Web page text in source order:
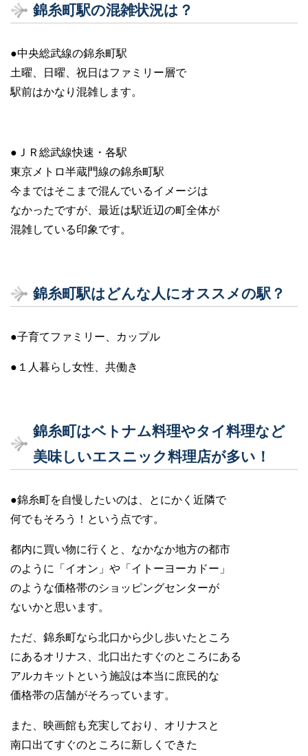
錦糸町駅の混雑状況は？
●中央総武線の錦糸町駅
土曜、日曜、祝日はファミリー層で
駅前はかなり混雑します。
●ＪＲ総武線快速・各駅
東京メトロ半蔵門線の錦糸町駅
今まではそこまで混んでいるイメージは
なかったですが、最近は駅近辺の町全体が
混雑している印象です。
錦糸町駅はどんな人にオススメの駅？
●子育てファミリー、カップル
●１人暮らし女性、共働き
錦糸町はベトナム料理やタイ料理など
美味しいエスニック料理店が多い！
●錦糸町を自慢したいのは、とにかく近隣で
何でもそろう！という点です。
都内に買い物に行くと、なかなか地方の都市
のように「イオン」や「イトーヨーカドー」
のような価格帯のショッピングセンターが
ないかと思います。
ただ、錦糸町なら北口から少し歩いたところ
にあるオリナス、北口出たすぐのところにある
アルカキットという施設は本当に庶民的な
価格帯の店舗がそろっています。
また、映画館も充実しており、オリナスと
南口出てすぐのところに新しくできた